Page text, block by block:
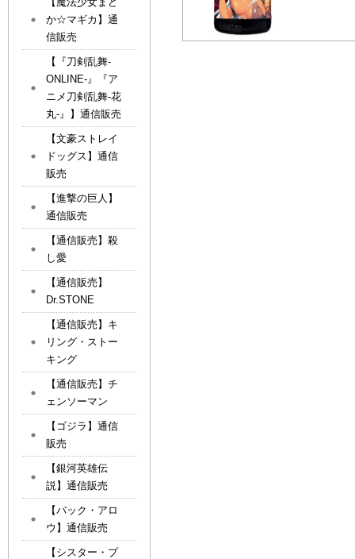
か☆マギカ】通
信販売
【『刀剣乱舞-
ONLINE-』『ア
ニメ刀剣乱舞-花
丸-』】通信販売
【文豪ストレイ
ドッグス】通信
販売
【進撃の巨人】
通信販売
【通信販売】殺
し愛
【通信販売】
Dr.STONE
【通信販売】キ
リング・ストー
キング
【通信販売】チ
ェンソーマン
【ゴジラ】通信
販売
【銀河英雄伝
説】通信販売
【バック・アロ
ウ】通信販売
【シスター・プ